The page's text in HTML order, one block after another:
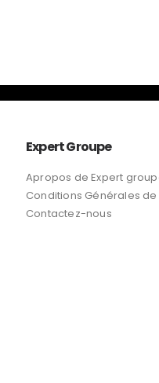
Apropos de Expert groupe
Contactez-nous